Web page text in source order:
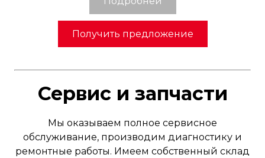
Количество цилиндров: 6
12.155L
chenglong H7
(д*ш*в):
Колесная база: 3700+1450мм
снаряженная масса:
Получить предложение
Сервис и запчасти
Мы оказываем полное сервисное
обслуживание, производим диагностику и
ремонтные работы. Имеем собственный склад